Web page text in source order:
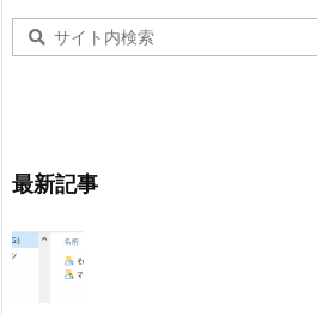
最新記事